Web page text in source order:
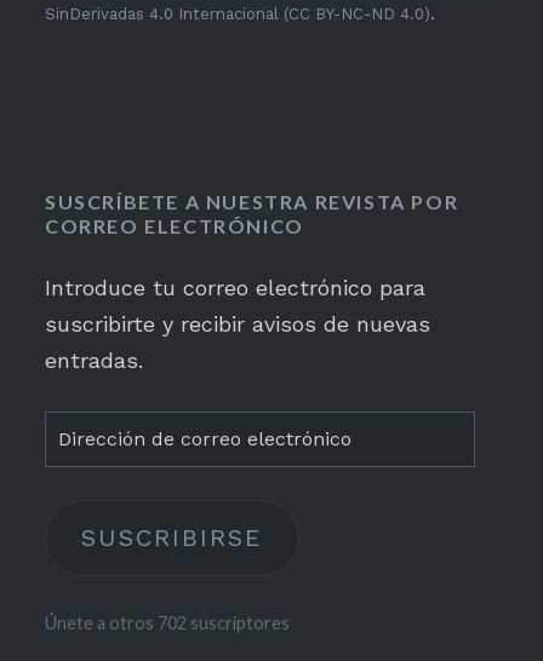
SinDerivadas 4.0 Internacional (CC BY-NC-ND 4.0).
SUSCRÍBETE A NUESTRA REVISTA POR
CORREO ELECTRÓNICO
Introduce tu correo electrónico para
suscribirte y recibir avisos de nuevas
entradas.
Dirección
de
electrónico
SUSCRIBIRSE
Únete a otros 702 suscriptores